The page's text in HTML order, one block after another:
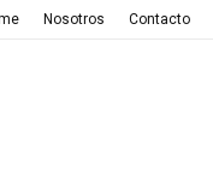
Nosotros Contacto